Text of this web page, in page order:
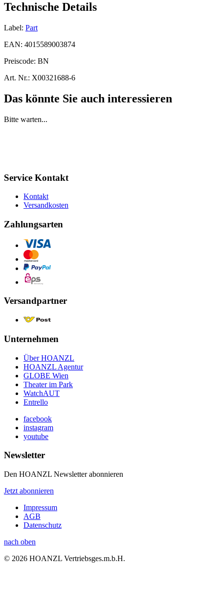
Technische Details
Label: Part
EAN: 4015589003874
Preiscode: BN
Art. Nr.: X00321688-6
Das könnte Sie auch interessieren
Bitte warten...
Service Kontakt
Kontakt
Versandkosten
Zahlungsarten
Versandpartner
Unternehmen
Über HOANZL
HOANZL Agentur
GLOBE Wien
Theater im Park
WatchAUT
Entrello
facebook
instagram
youtube
Newsletter
Den HOANZL Newsletter abonnieren
Jetzt abonnieren
Impressum
AGB
Datenschutz
nach oben
© 2026 HOANZL Vertriebsges.m.b.H.